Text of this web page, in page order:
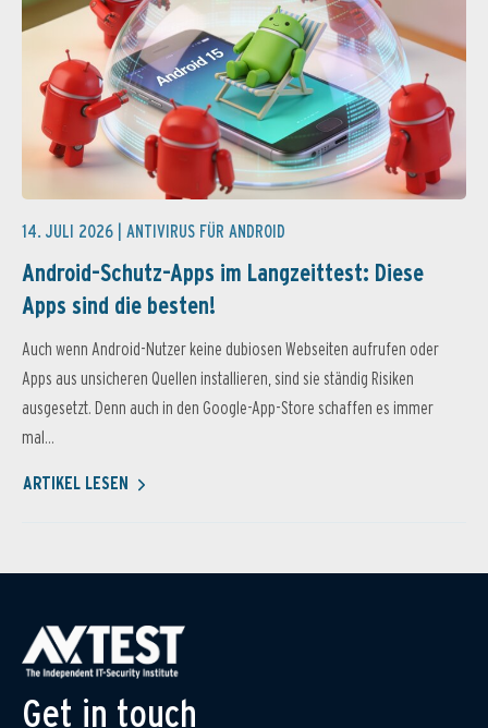
14. JULI 2026 | ANTIVIRUS FÜR ANDROID
Android-Schutz-Apps im Langzeittest: Diese
Apps sind die besten!
Auch wenn Android-Nutzer keine dubiosen Webseiten aufrufen oder
Apps aus unsicheren Quellen installieren, sind sie ständig Risiken
ausgesetzt. Denn auch in den Google-App-Store schaffen es immer
mal...
ARTIKEL LESEN
Get in touch